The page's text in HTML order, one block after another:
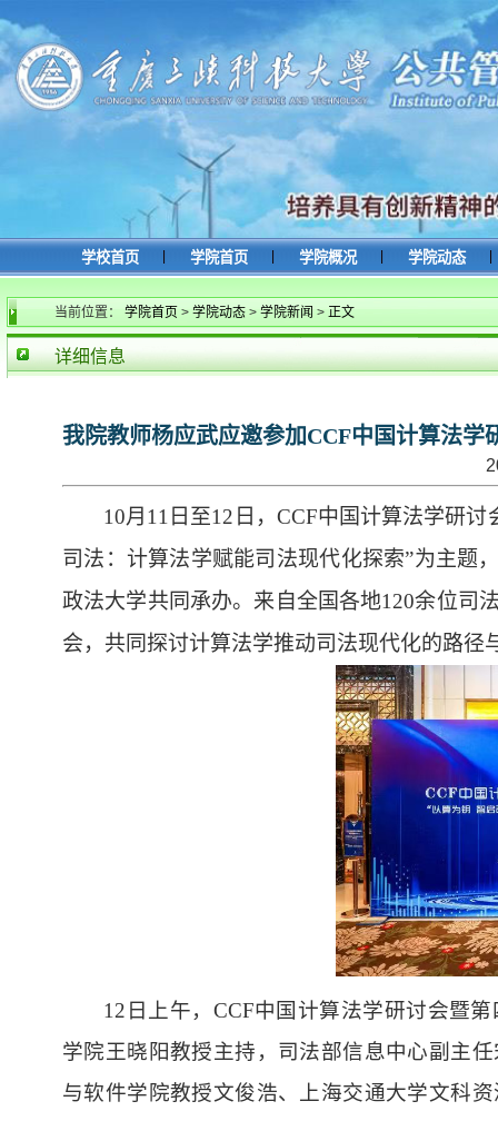
学校首页 学院首页 学院概况 学院动态
当前位置： 学院首页 > 学院动态 > 学院新闻 > 正文
详细信息
我院教师杨应武应邀参加CCF中国计算法学
10月 11 日至12 日， CCF中国计算法学研讨
司法：计算法学赋能司法现代化探索”为主题
政法大学共同承办。来自全国各地120余位司
会，共同探讨计算法学推动司法现代化的路
12日上午，CCF中国计算法学研讨会暨
学院王晓阳教授主持，司法部信息中心副主
与软件学院教授文俊浩、上海交通大学文科